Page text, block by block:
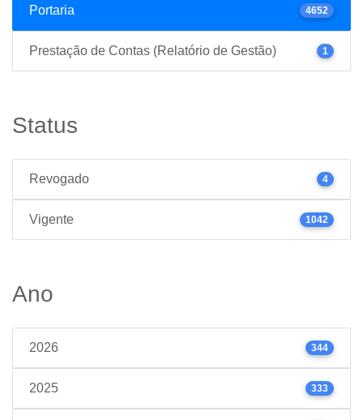
Portaria 4652
Prestação de Contas (Relatório de Gestão) 1
Status
Revogado 4
Vigente 1042
Ano
2026 344
2025 333